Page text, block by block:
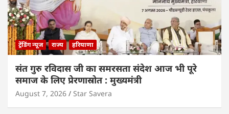
ट्रेंडिंग न्यूज राज्य हरियाणा
संत गुरु रविदास जी का समरसता संदेश आज भी पूरे
समाज के लिए प्रेरणास्रोत : मुख्यमंत्री
August 7, 2026 Star Savera